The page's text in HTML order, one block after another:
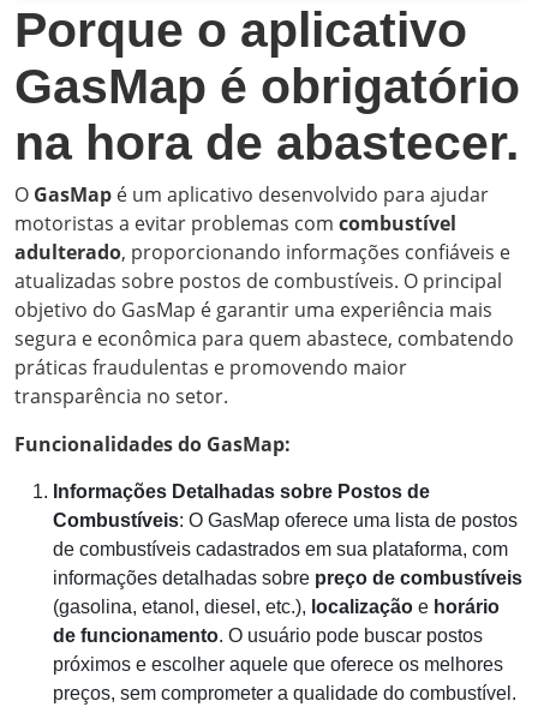
Porque o aplicativo
GasMap é obrigatório
na hora de abastecer.
O GasMap é um aplicativo desenvolvido para ajudar
motoristas a evitar problemas com combustível
adulterado, proporcionando informações confiáveis e
atualizadas sobre postos de combustíveis. O principal
objetivo do GasMap é garantir uma experiência mais
segura e econômica para quem abastece, combatendo
práticas fraudulentas e promovendo maior
transparência no setor.
Funcionalidades do GasMap:
Informações Detalhadas sobre Postos de
Combustíveis: O GasMap oferece uma lista de postos
de combustíveis cadastrados em sua plataforma, com
informações detalhadas sobre preço de combustíveis
(gasolina, etanol, diesel, etc.), localização e horário
de funcionamento. O usuário pode buscar postos
próximos e escolher aquele que oferece os melhores
preços, sem comprometer a qualidade do combustível.